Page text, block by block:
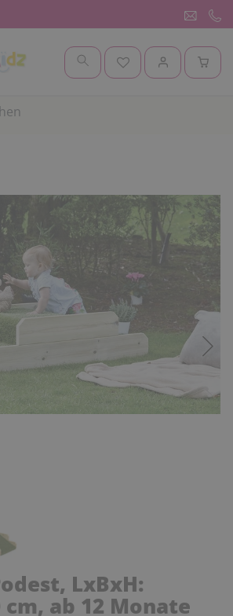
LxBxH:
cm, ab 12 Monate